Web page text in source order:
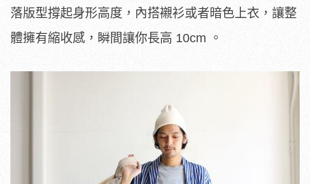
落版型撐起身形高度，內搭襯衫或者暗色上衣，讓整
體擁有縮收感，瞬間讓你長高 10cm 。